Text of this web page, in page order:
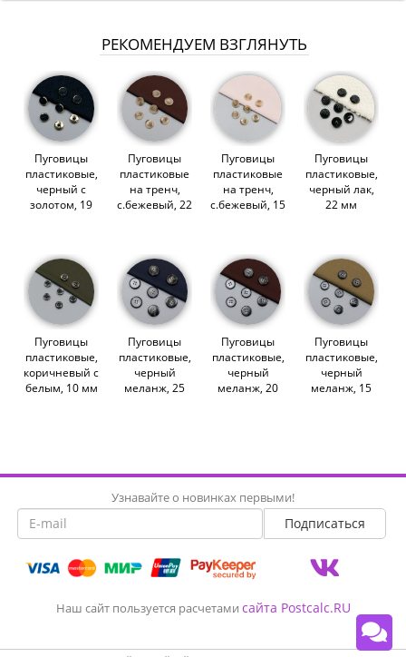
РЕКОМЕНДУЕМ ВЗГЛЯНУТЬ
Пуговицы
пластиковые,
черный с
золотом, 19
Пуговицы
пластиковые
на тренч,
с.бежевый, 22
Пуговицы
пластиковые
на тренч,
с.бежевый, 15
Пуговицы
пластиковые,
черный лак,
22 мм
Пуговицы
пластиковые,
коричневый с
белым, 10 мм
Пуговицы
пластиковые,
черный
меланж, 25
Пуговицы
пластиковые,
черный
меланж, 20
Пуговицы
пластиковые,
черный
меланж, 15
Узнавайте о новинках первыми!
Наш сайт пользуется расчетами сайта Postcalc.RU